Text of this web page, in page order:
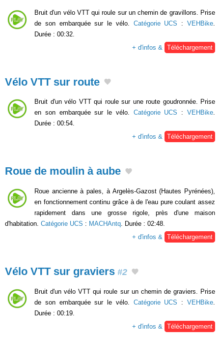
Bruit d'un vélo VTT qui roule sur un chemin de gravillons. Prise
de son embarquée sur le vélo. Catégorie UCS :VEHBike
Durée : 00:32.
+ d'infos &
Téléchargement
Vélo VTT sur route
Bruit d'un vélo VTT qui roule sur une route goudronnée. Prise
en son embarquée sur le vélo. Catégorie UCS :VEHBike.
Durée : 00:54.
+ d'infos & Téléchargement
Roue de moulin à aube
Roue ancienne à pales, à Argelès-Gazost (Hautes Pyrénées),
en fonctionnement continu grâce à de l'eau pure coulant assez
rapidement dans une grosse rigole, près d'une maison
d'habitation. Catégorie UCS : MACHAntq . Durée : 02:48.
+ d'infos &
Téléchargement
Vélo VTT sur graviers #2
Bruit d'un vélo VTT qui roule sur un chemin de graviers. Prise
de son embarquée sur le vélo. Catégorie UCS :VEHBike
Durée : 00:19.
+ d'infos &
Téléchargement